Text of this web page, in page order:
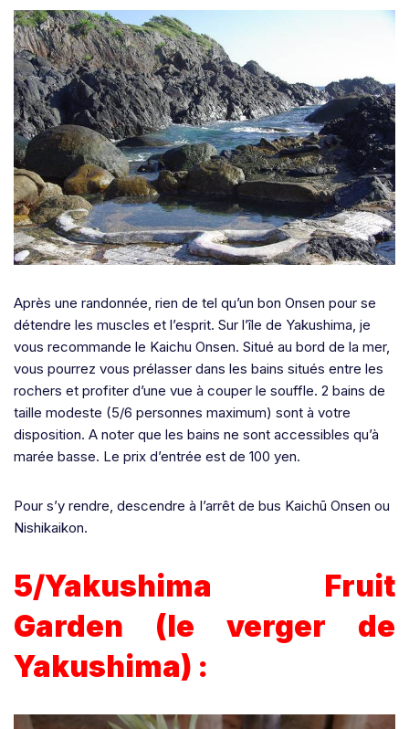
Après une randonnée, rien de tel qu’un bon Onsen pour se
détendre les muscles et l’esprit. Sur l’île de Yakushima, je
vous recommande le Kaichu Onsen. Situé au bord de la mer,
vous pourrez vous prélasser dans les bains situés entre les
rochers et profiter d’une vue à couper le souffle. 2 bains de
taille modeste (5/6 personnes maximum) sont à votre
disposition. A noter que les bains ne sont accessibles qu’à
marée basse. Le prix d’entrée est de 100 yen.
Pour s’y rendre, descendre à l’arrêt de bus Kaichū Onsen ou
Nishikaikon.
5/Yakushima Fruit
Garden (le verger de
Yakushima) :